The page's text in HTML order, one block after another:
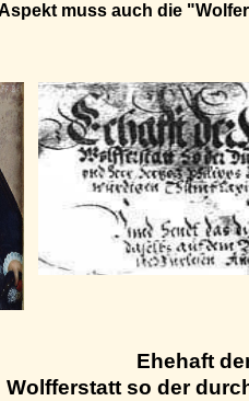
muss auch die
Ehehaft
Wolfferstatt so der